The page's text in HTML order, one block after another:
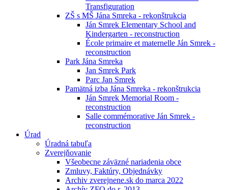
Transfiguration
ZŠ s MŠ Jána Smreka - rekonštrukcia
Ján Smrek Elementary School and
Kindergarten - reconstruction
École primaire et maternelle Ján Smrek -
reconstruction
Park Jána Smreka
Jan Smrek Park
Parc Jan Smrek
Pamätná izba Jána Smreka - rekonštrukcia
Ján Smrek Memorial Room -
reconstruction
Salle commémorative Ján Smrek -
reconstruction
Úrad
Úradná tabuľa
Zverejňovanie
Všeobecne záväzné nariadenia obce
Zmluvy, Faktúry, Objednávky
Archiv zverejnene.sk do marca 2022